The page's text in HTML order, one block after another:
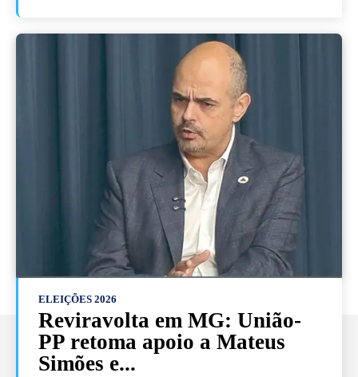
ELEIÇÕES 2026
Reviravolta em MG: União-
PP retoma apoio a Mateus
Simões e...